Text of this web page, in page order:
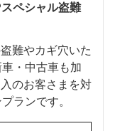
ペシャル盗難
難やカギ穴いた
・中古車も加
のお客さまを対
ランです。